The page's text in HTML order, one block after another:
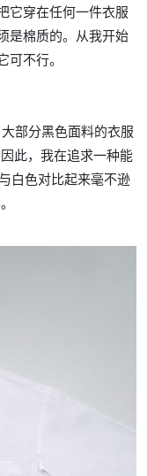
它穿在任何一件衣服
是棉质的。从我开始
不行。
部分黑色面料的衣服
此，我在追求一种能
白色对比起来毫不逊